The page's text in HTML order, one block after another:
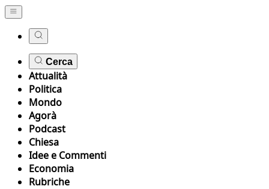
Cerca
Attualità
Politica
Mondo
Agorà
Podcast
Chiesa
Idee e Commenti
Economia
Rubriche